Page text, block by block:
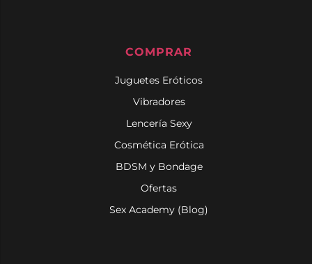
COMPRAR
Juguetes Eróticos
Vibradores
Lencería Sexy
Cosmética Erótica
BDSM y Bondage
Ofertas
Sex Academy (Blog)